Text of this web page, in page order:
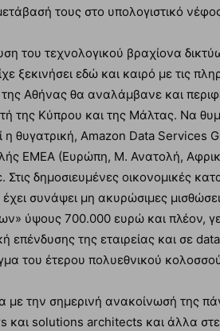
τους στο υπολογιστικό
του τεχνολογικού βραχίονα
ξεκινήσει εδώ και καιρό με τις
Αθήνας θα αναλάμβανε και
της Κύπρου και της Μάλτας. Να
η θυγατρική, Amazon Data Services
ΕΜΕΑ (Ευρώπη, Μ. Ανατολή,
Στις δημοσιευμένες οικονομικές
έχει συνάψει μη ακυρώσιμες
ύψους 700.000 ευρώ και πλέον,
επένδυσης της εταιρείας και σε
του έτερου πολυεθνικού
με την σημερινή ανακοίνωσή της
και solutions architects και άλλα